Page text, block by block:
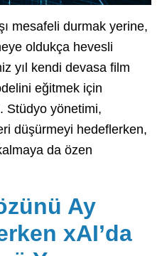
mesafeli durmak yerine,
oldukça hevesli
yıl kendi devasa film
eğitmek için
Stüdyo yönetimi,
düşürmeyi hedeflerken,
da özen
Ay
xAI’da